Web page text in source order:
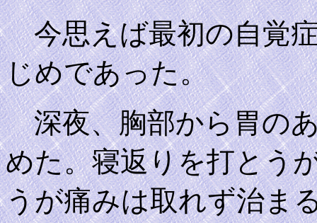
今思えば最初の自覚
じめであった。
深夜、胸部から胃の
めた。寝返りを打とう
うが痛みは取れず治ま